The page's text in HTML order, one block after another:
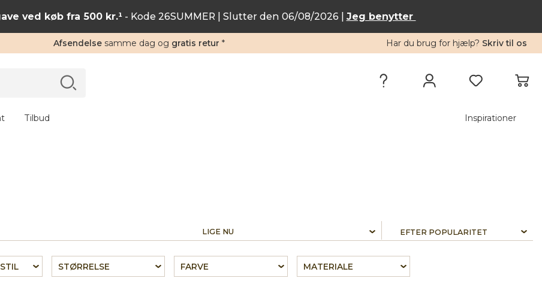
ved køb fra 500 kr.¹- Kode 26SUMMER | Slutter den 06/08/2026 | Jeg benytter
Afsendelse samme dag og gratis retur * Har du brug for hjælp? Skriv til os
Tilbud Inspirationer
LIGE NU
STØRRELSE FARVE MATERIALE